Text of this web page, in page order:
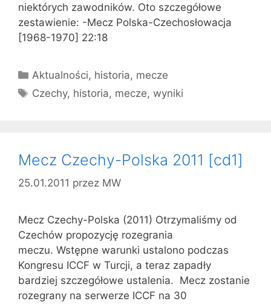
niektórych zawodników. Oto szczegółowe
zestawienie: -Mecz Polska-Czechosłowacja
[1968-1970] 22:18
Kategorie
Aktualności, historia, mecze
Tagi
Czechy, historia, mecze,wyniki
Mecz Czechy-Polska 2011 [cd1]
25.01.2011 przez MW
Mecz Czechy-Polska (2011) Otrzymaliśmy od
Czechów propozycję rozegrania
meczu. Wstępne warunki ustalono podczas
Kongresu ICCF w Turcji, a teraz zapadły
bardziej szczegółowe ustalenia. Mecz zostanie
rozegrany na serwerze ICCF na 30